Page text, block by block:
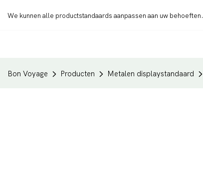
We kunnen alle productstandaards aanpassen aan uw behoeften.
Bon Voyage Producten Metalen displaystandaard